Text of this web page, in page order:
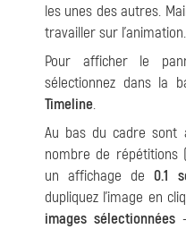
les unes des autres.
travailler sur l'animation.
Pour afficher le
sélectionnez dans la
Timeline.
Au bas du cadre sont
nombre de répétitions
un affichage de0.1
dupliquez l'image en
images sélectionnées-